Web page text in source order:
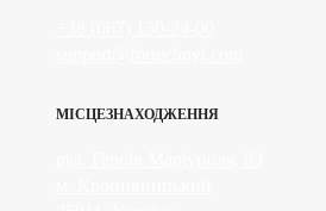
МІСЦЕЗНАХОДЖЕННЯ